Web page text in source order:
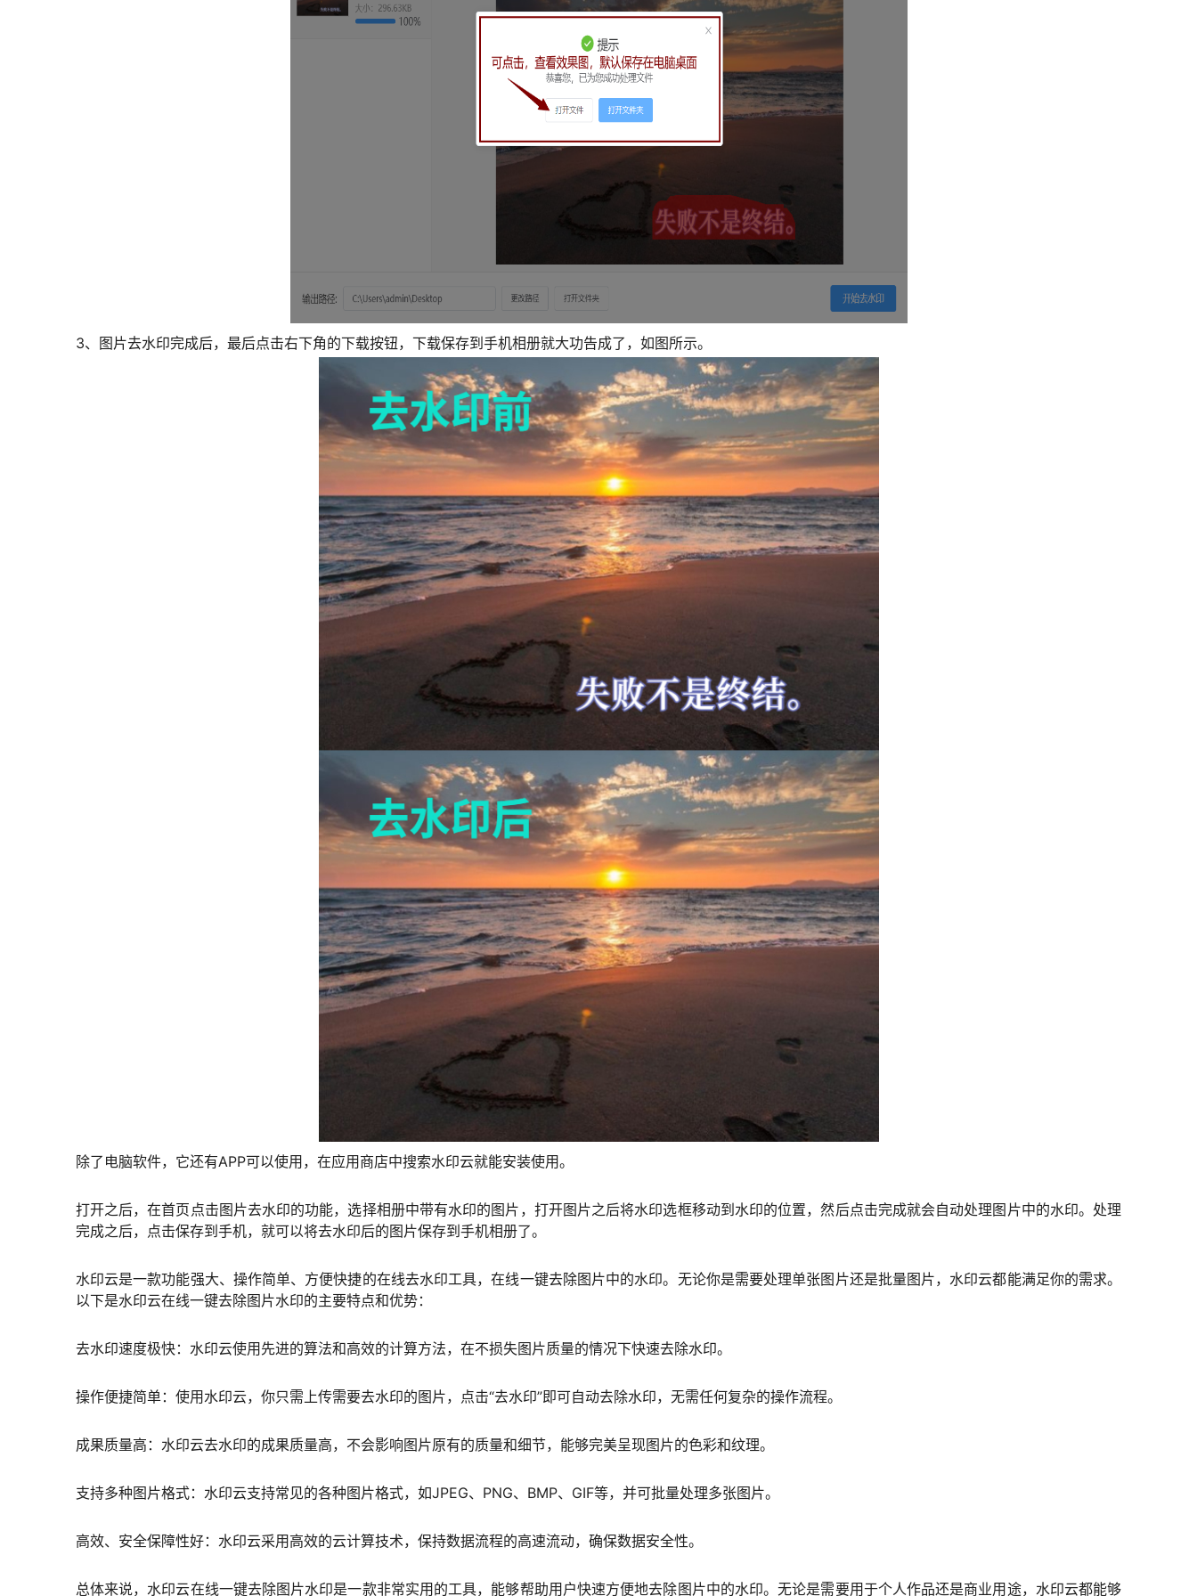
3、图片去水印完成后，最后点击右下角的下载按钮，下载保存到手机相册就大功告成了，如图所示。
除了电脑软件，它还有APP可以使用，在应用商店中搜索水印云就能安装使用。
打开之后，在首页点击图片去水印的功能，选择相册中带有水印的图片，打开图片之后将水印选框移动到水印的位置，然后点击完成就会自动处理图片中的水印。处理
完成之后，点击保存到手机，就可以将去水印后的图片保存到手机相册了。
水印云是一款功能强大、操作简单、方便快捷的在线去水印工具，在线一键去除图片中的水印。无论你是需要处理单张图片还是批量图片，水印云都能满足你的需求。
以下是水印云在线一键去除图片水印的主要特点和优势：
去水印速度极快：水印云使用先进的算法和高效的计算方法，在不损失图片质量的情况下快速去除水印。
操作便捷简单：使用水印云，你只需上传需要去水印的图片，点击“去水印”即可自动去除水印，无需任何复杂的操作流程。
成果质量高：水印云去水印的成果质量高，不会影响图片原有的质量和细节，能够完美呈现图片的色彩和纹理。
支持多种图片格式：水印云支持常见的各种图片格式，如JPEG、PNG、BMP、GIF等，并可批量处理多张图片。
高效、安全保障性好：水印云采用高效的云计算技术，保持数据流程的高速流动，确保数据安全性。
总体来说，水印云在线一键去除图片水印是一款非常实用的工具，能够帮助用户快速方便地去除图片中的水印。无论是需要用于个人作品还是商业用途，水印云都能够